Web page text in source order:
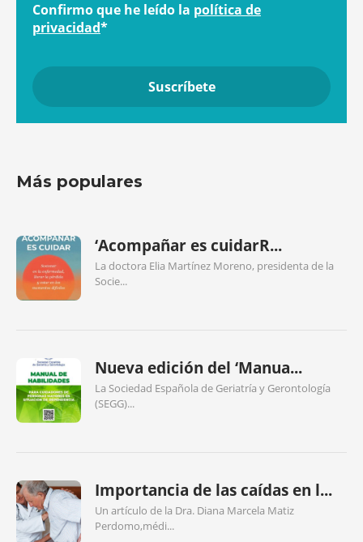
Confirmo que he leído la política de
privacidad*
Más populares
‘Acompañar es cuidarR...
La doctora Elia Martínez Moreno, presidenta de la
Socie...
Nueva edición del ‘Manua...
La Sociedad Española de Geriatría y Gerontología
(SEGG)...
Importancia de las caídas en l...
Un artículo de la Dra. Diana Marcela Matiz
Perdomo,médi...